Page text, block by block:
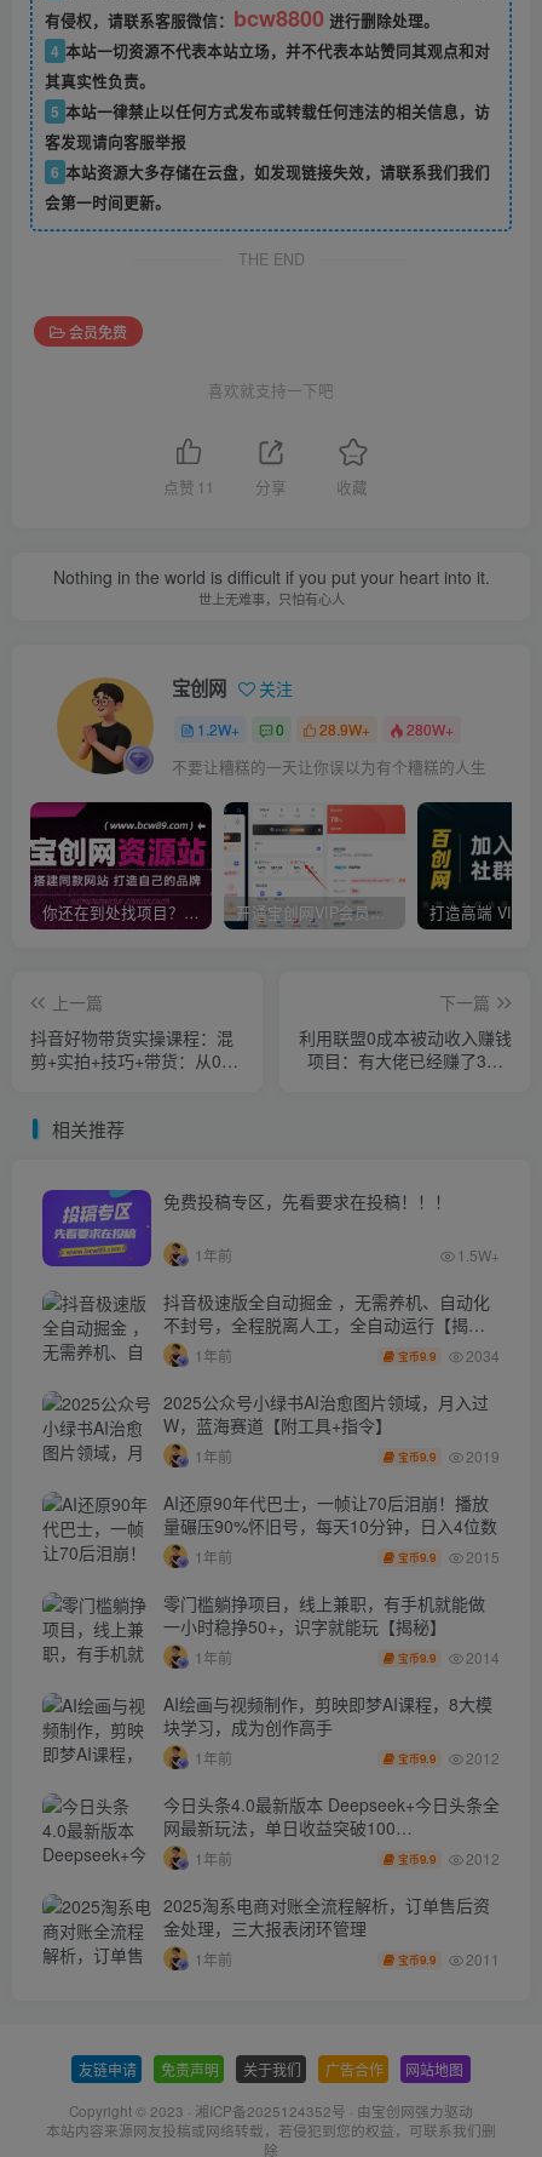
有侵权，请联系客服微信： bcw8800 进行删除处理。
4 本站一切资源不代表本站立场，并不代表本站赞同其观点和对
其真实性负责。
5 本站一律禁止以任何方式发布或转载任何违法的相关信息，访
客发现请向客服举报
6 本站资源大多存储在云盘，如发现链接失效，请联系我们我们
会第一时间更新。
THE END
会员免费
喜欢就支持一下吧
点赞 11 分享 收藏
Nothing in the world is difficult if you put your heart into it.
世上无难事，只怕有心人
宝创网 关注
1.2W+ 0 28.9W+ 280W+
不要让糟糕的一天让你误以为有个糟糕的人生
你还在到处找项目？还在当韭菜？我靠卖项目一个月收入5万+，曾经我也是个失败者。 开通宝创网VIP会员，尊享全站资源免费下载，享70%的推广提成！！【限时五折优惠】
上一篇
抖音好物带货实操课程：混
剪+实拍+技巧+带货：从0到
下一篇
利用联盟0成本被动收入赚钱
项目：有大佬已经赚了30W
相关推荐
免费投稿专区，先看要求在投稿！！！
1年前 1.5W+
抖音极速版全自动掘金 ，无需养机、自动化
不封号，全程脱离人工，全自动运行【揭
秘】 1年前 宝币9.9 2034
2025公众号小绿书AI治愈图片领域，月入过
W，蓝海赛道【附工具+指令】
1年前 宝币9.9 2019
AI还原90年代巴士，一帧让70后泪崩！播放
量碾压90%怀旧号，每天10分钟，日入4位数
1年前 宝币9.9 2015
零门槛躺挣项目，线上兼职，有手机就能做
一小时稳挣50+，识字就能玩【揭秘】
1年前 宝币9.9 2014
AI绘画与视频制作，剪映即梦AI课程，8大模
块学习，成为创作高手
1年前 宝币9.9 2012
今日头条4.0最新版本 Deepseek+今日头条全
网最新玩法，单日收益突破100…
1年前 宝币9.9 2012
2025淘系电商对账全流程解析，订单售后资
金处理，三大报表闭环管理
1年前 宝币9.9 2011
友链申请 免责声明 关于我们 广告合作 网站地图
Copyright © 2023 · 湘ICP备2025124352号 · 由宝创网强力驱动
本站内容来源网友投稿或网络转载，若侵犯到您的权益，可联系我们删
除